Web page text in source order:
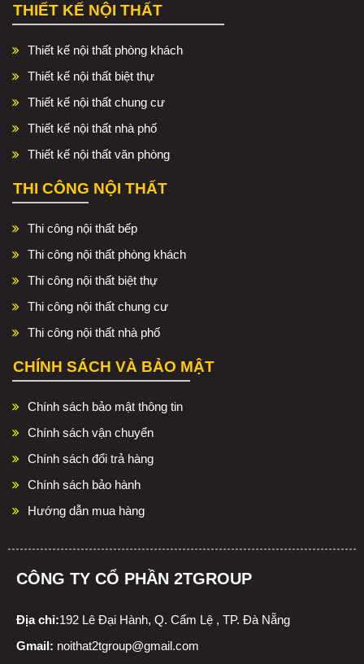
THIẾT KẾ NỘI THẤT
Thiết kế nội thất phòng khách
Thiết kế nội thất biệt thự
Thiết kế nội thất chung cư
Thiết kế nội thất nhà phố
Thiết kế nội thất văn phòng
THI CÔNG NỘI THẤT
Thi công nội thất bếp
Thi công nội thất phòng khách
Thi công nội thất biệt thự
Thi công nội thất chung cư
Thi công nội thất nhà phố
CHÍNH SÁCH VÀ BẢO MẬT
Chính sách bảo mật thông tin
Chính sách vận chuyển
Chính sách đổi trả hàng
Chính sách bảo hành
Hướng dẫn mua hàng
CÔNG TY CỔ PHẦN 2TGROUP
Địa chỉ:192 Lê Đại Hành, Q. Cẩm Lệ , TP. Đà Nẵng
Gmail: noithat2tgroup@gmail.com